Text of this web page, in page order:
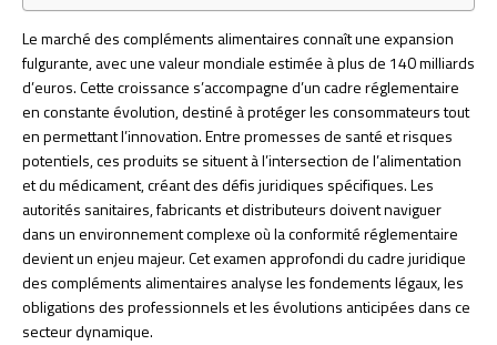
Le marché des compléments alimentaires connaît une expansion
fulgurante, avec une valeur mondiale estimée à plus de 140 milliards
d’euros. Cette croissance s’accompagne d’un cadre réglementaire
en constante évolution, destiné à protéger les consommateurs tout
en permettant l’innovation. Entre promesses de santé et risques
potentiels, ces produits se situent à l’intersection de l’alimentation
et du médicament, créant des défis juridiques spécifiques. Les
autorités sanitaires, fabricants et distributeurs doivent naviguer
dans un environnement complexe où la conformité réglementaire
devient un enjeu majeur. Cet examen approfondi du cadre juridique
des compléments alimentaires analyse les fondements légaux, les
obligations des professionnels et les évolutions anticipées dans ce
secteur dynamique.